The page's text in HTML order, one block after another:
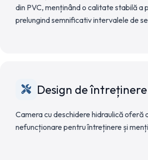
din PVC, menținând o calitate stabilă a
prelungind semnificativ intervalele de
Design de
Camera cu deschidere hidraulică oferă
nefuncționare pentru întreținere și